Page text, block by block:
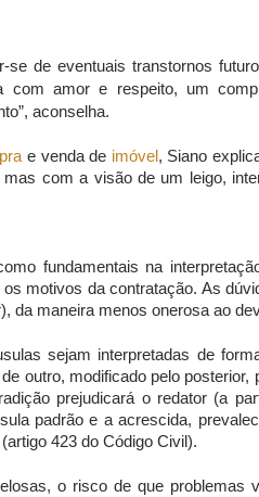
de eventuais transtornos
com amor e respeito, um
aconselha.
e venda de imóvel , Siano
com a visão de um leigo,
fundamentais na
motivos da contratação. As
da maneira menos onerosa ao
sejam interpretadas de
outro, modificado pelo posterior,
prejudicará o redator (a
padrão e a acrescida,
423 do Código Civil).
o risco de que problemas